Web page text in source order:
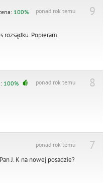
9
ponad rok temu
100%
rozsądku. Popieram.
8
ponad rok temu
100%
7
ponad rok temu
J. K na nowej posadzie?